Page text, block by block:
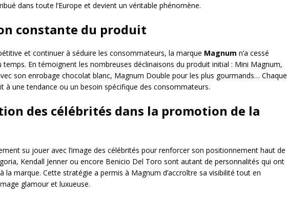
dans toute l’Europe et devient un véritable phénomène.
constante du produit
et continuer à séduire les consommateurs, la marque Magnum n’a cessé
temps. En témoignent les nombreuses déclinaisons du produit initial : Mini Magnum,
son enrobage chocolat blanc, Magnum Double pour les plus gourmands… Chaque
à une tendance ou un besoin spécifique des consommateurs.
des célébrités dans la promotion de la
su jouer avec l’image des célébrités pour renforcer son positionnement haut de
Kendall Jenner ou encore Benicio Del Toro sont autant de personnalités qui ont
la marque. Cette stratégie a permis à Magnum d’accroître sa visibilité tout en
glamour et luxueuse.